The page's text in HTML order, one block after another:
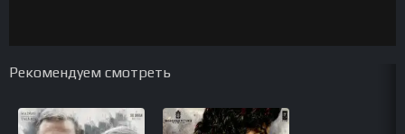
Рекомендуем смотреть